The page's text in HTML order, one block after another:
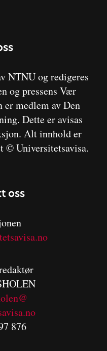
NTNU og redigeres
og pressens Vær
er medlem av Den
Dette er avisas
Alt innhold er
© Universitetsavisa.
oss
876